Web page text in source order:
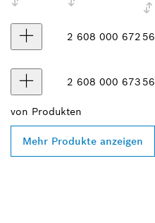
2 608 000 672 56
2 608 000 673 56
von Produkten
Mehr Produkte anzeigen